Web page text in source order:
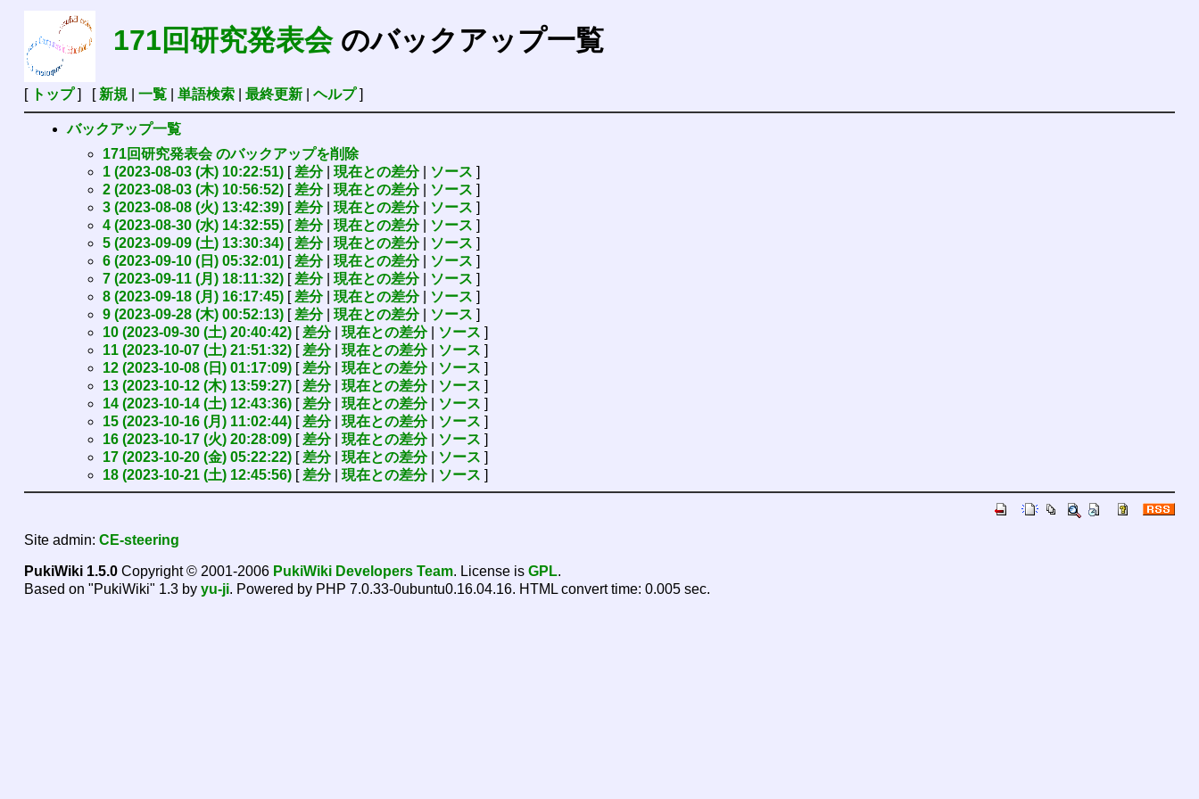
171回研究発表会のバックアップ一覧
[ トップ] [ 新規| 一覧| 単語検索| 最終更新| ヘルプ]
バックアップ一覧
171回研究発表会 のバックアップを削除
1 (2023-08-03 (木) 10:22:51)[ 差分| 現在との差分| ソース ]
2 (2023-08-03 (木) 10:56:52)[ 差分| 現在との差分| ソース ]
3 (2023-08-08 (火) 13:42:39)[ 差分| 現在との差分| ソース ]
4 (2023-08-30 (水) 14:32:55)[ 差分| 現在との差分| ソース ]
5 (2023-09-09 (土) 13:30:34)[ 差分| 現在との差分| ソース ]
6 (2023-09-10 (日) 05:32:01)[ 差分| 現在との差分| ソース ]
7 (2023-09-11 (月) 18:11:32)[ 差分| 現在との差分| ソース ]
8 (2023-09-18 (月) 16:17:45)[ 差分| 現在との差分| ソース ]
9 (2023-09-28 (木) 00:52:13)[ 差分| 現在との差分| ソース ]
10 (2023-09-30 (土) 20:40:42)[ 差分| 現在との差分| ソース ]
11 (2023-10-07 (土) 21:51:32)[ 差分| 現在との差分| ソース ]
12 (2023-10-08 (日) 01:17:09)[ 差分| 現在との差分| ソース ]
13 (2023-10-12 (木) 13:59:27)[ 差分| 現在との差分| ソース ]
14 (2023-10-14 (土) 12:43:36)[ 差分| 現在との差分| ソース ]
15 (2023-10-16 (月) 11:02:44)[ 差分| 現在との差分| ソース ]
16 (2023-10-17 (火) 20:28:09)[ 差分| 現在との差分| ソース ]
17 (2023-10-20 (金) 05:22:22)[ 差分| 現在との差分| ソース ]
18 (2023-10-21 (土) 12:45:56)[ 差分| 現在との差分| ソース ]
Site admin: CE-steering
PukiWiki 1.5.0Copyright © 2001-2006 PukiWiki Developers Team. License is GPL.
Based on "PukiWiki" 1.3 by yu-ji. Powered by PHP 7.0.33-0ubuntu0.16.04.16. HTML convert time: 0.005 sec.